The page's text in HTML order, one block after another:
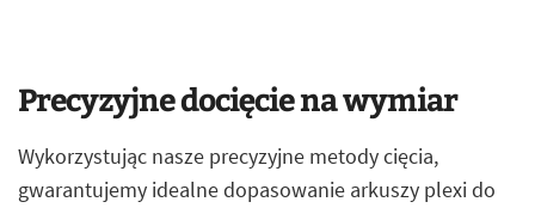
Precyzyjne docięcie na wymiar
Wykorzystując nasze precyzyjne metody cięcia,
gwarantujemy idealne dopasowanie arkuszy plexi do